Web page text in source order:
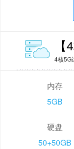
4核5G
内存
5GB
硬盘
50+50GB